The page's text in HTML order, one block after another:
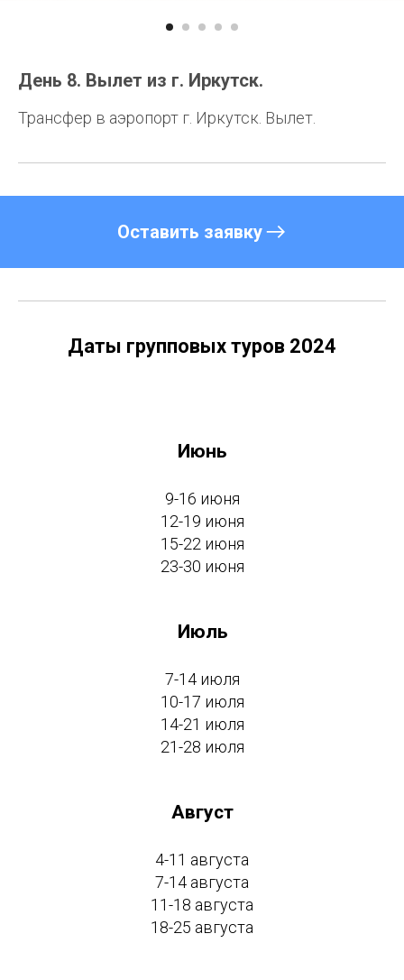
День 8. Вылет из г. Иркутск.
Трансфер в аэропорт г. Иркутск. Вылет.
Оставить заявку
Даты групповых туров 2024
Июнь
9-16 июня
12-19 июня
15-22 июня
23-30 июня
Июль
7-14 июля
10-17 июля
14-21 июля
21-28 июля
Август
4-11 августа
7-14 августа
11-18 августа
18-25 августа